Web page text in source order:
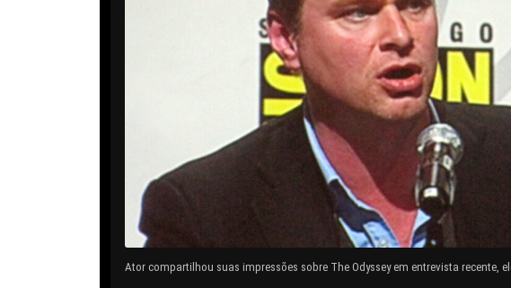
Ator compartilhou suas impressões sobre The Odyssey em entrevista recente,